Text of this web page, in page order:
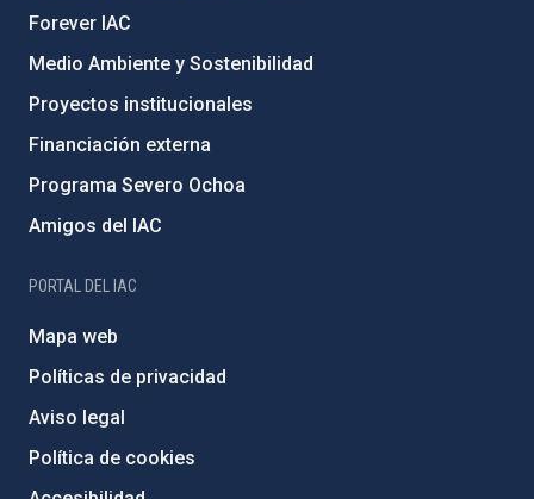
Forever IAC
Medio Ambiente y Sostenibilidad
Proyectos institucionales
Financiación externa
Programa Severo Ochoa
Amigos del IAC
PORTAL DEL IAC
Mapa web
Políticas de privacidad
Aviso legal
Política de cookies